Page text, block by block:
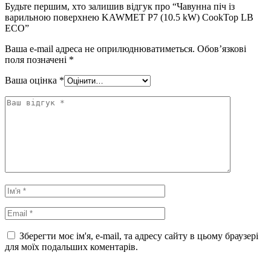
Будьте першим, хто залишив відгук про “Чавунна піч із
варильною поверхнею KAWMET P7 (10.5 kW) CookTop LB
ECO”
Ваша e-mail адреса не оприлюднюватиметься. Обов’язкові
поля позначені *
Ваша оцінка *
Зберегти моє ім'я, e-mail, та адресу сайту в цьому браузері
для моїх подальших коментарів.